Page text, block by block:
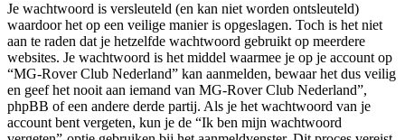
Je wachtwoord is versleuteld (en kan niet worden ontsleuteld)
waardoor het op een veilige manier is opgeslagen. Toch is het niet
aan te raden dat je hetzelfde wachtwoord gebruikt op meerdere
websites. Je wachtwoord is het middel waarmee je op je account op
“MG-Rover Club Nederland” kan aanmelden, bewaar het dus veilig
en geef het nooit aan iemand van MG-Rover Club Nederland”,
phpBB of een andere derde partij. Als je het wachtwoord van je
account bent vergeten, kun je de “Ik ben mijn wachtwoord